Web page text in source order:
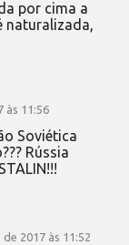
por cima a
naturalizada,
às 11:56
Soviética
Rússia
2017 às 11:52